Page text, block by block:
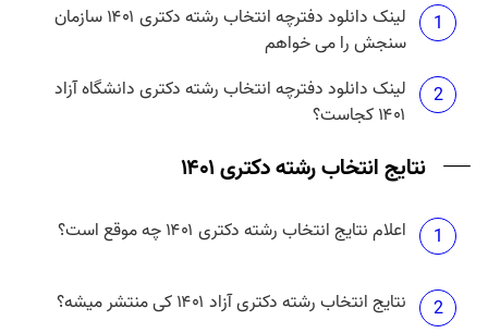
1
لینک دانلود دفترچه انتخاب رشته دکتری ۱۴۰۱ سازمان
سنجش را می خواهم
2
لینک دانلود دفترچه انتخاب رشته دکتری دانشگاه آزاد
۱۴۰۱ کجاست؟
نتایج انتخاب رشته دکتری ۱۴۰۱
1 اعلام نتایج انتخاب رشته دکتری ۱۴۰۱ چه موقع است؟
2 نتایج انتخاب رشته دکتری آزاد ۱۴۰۱ کی منتشر میشه؟